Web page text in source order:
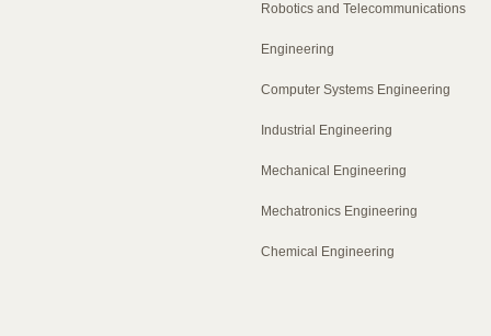
Robotics and Telecommunications
Engineering
Computer Systems Engineering
Industrial Engineering
Mechanical Engineering
Mechatronics Engineering
Chemical Engineering